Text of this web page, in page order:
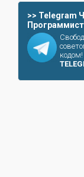
>> Telegram